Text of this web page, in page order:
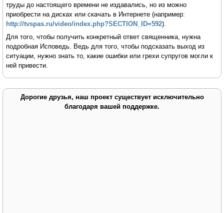
труды до настоящего времени не издавались, но из можно
приобрести на дисках или скачать в Интернете (например:
http://tvspas.ru/video/index.php?SECTION_ID=592).
Для того, чтобы получить конкретный ответ священника, нужна
подробная Исповедь. Ведь для того, чтобы подсказать выход из
ситуации, нужно знать то, какие ошибки или грехи супругов могли к
ней привести.
Дорогие друзья, наш проект существует исключительно
благодаря вашей поддержке.